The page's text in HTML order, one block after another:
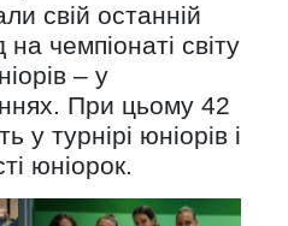
свій останній
чемпіонаті світу
– у
При цьому 42
у турнірі юніорів і
юніорок.